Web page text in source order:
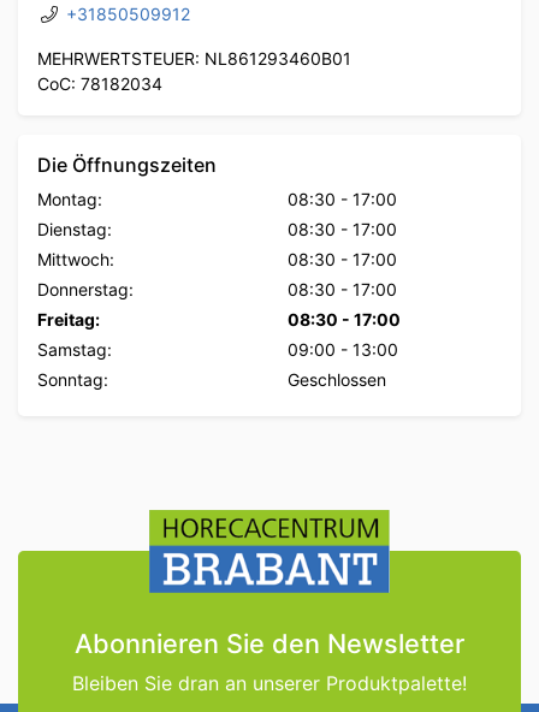
+31850509912
MEHRWERTSTEUER: NL861293460B01
CoC: 78182034
Die Öffnungszeiten
Montag: 08:30 - 17:00
Dienstag:
08:30 - 17:00
Mittwoch:
08:30 - 17:00
Donnerstag:
08:30 - 17:00
Freitag:
08:30 - 17:00
Samstag:
09:00 - 13:00
Sonntag:
Geschlossen
Abonnieren Sie den Newsletter
Bleiben Sie dran an unserer Produktpalette!